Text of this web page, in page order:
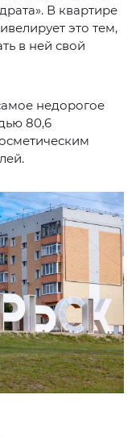
В квартире
это тем,
в ней свой
недорогое
80,6